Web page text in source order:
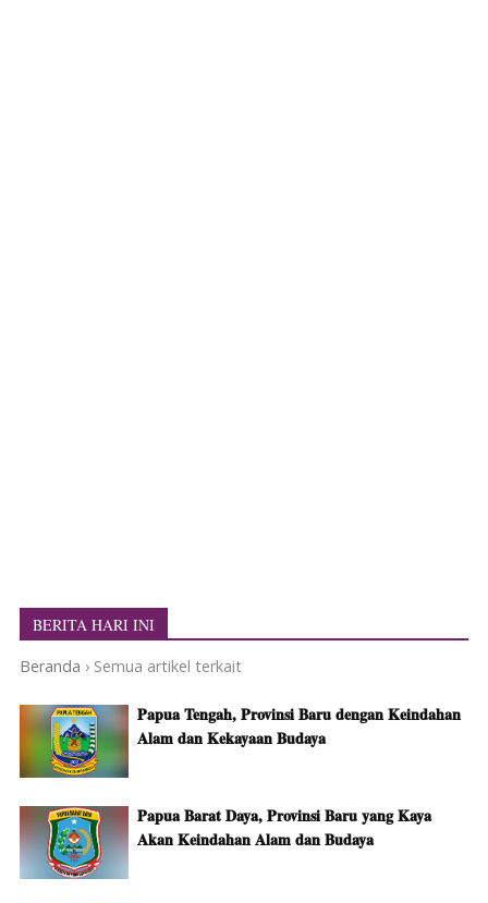
BERITA HARI INI
Beranda › Semua artikel terkait
Papua Tengah, Provinsi Baru dengan Keindahan
Alam dan Kekayaan Budaya
Papua Barat Daya, Provinsi Baru yang Kaya
Akan Keindahan Alam dan Budaya